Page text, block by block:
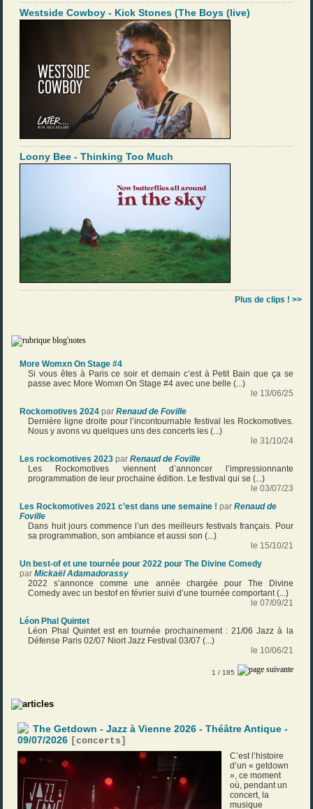
Westside Cowboy - Kick Stones (The Boys (live)
Loony Bee - Thinking Too Much
Plus de clips ! >>
More Womxn On Stage #4
Si vous êtes à Paris ce soir et demain c’est à Petit Bain que ça se
passe avec More Womxn On Stage #4 avec une belle (...)
le 13/06/25
Rockomotives 2024 parRenaud de Foville
Dernière ligne droite pour l’incontournable festival les Rockomotives.
Nous y avons vu quelques uns des concerts les (...)
le 31/10/24
Les rockomotives 2023 parRenaud de Foville
Les Rockomotives viennent d’annoncer l’impressionnante
programmation de leur prochaine édition. Le festival qui se (...)
le 03/07/23
Les Rockomotives 2021 c’est dans une semaine ! parRenaud de
Foville
Dans huit jours commence l’un des meilleurs festivals français. Pour
sa programmation, son ambiance et aussi son (...)
le 15/10/21
Un best-of et une tournée pour 2022 pour The Divine Comedy
parMickaël Adamadorassy
2022 s’annonce comme une année chargée pour The Divine
Comedy avec un bestof en février suivi d’une tournée comportant (...)
le 07/09/21
Léon Phal Quintet
Léon Phal Quintet est en tournée prochainement : 21/06 Jazz à la
Défense Paris 02/07 Niort Jazz Festival 03/07 (...)
le 10/06/21
1 / 185
The Getdown - Jazz à Vienne 2026 - Théâtre Antique -
09/07/2026 [concerts ]
C’est l’histoire
d’un « getdown
», ce moment
où, pendant un
concert, la
musique